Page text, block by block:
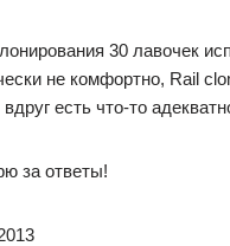
30 лавочек
не комфортно, Rail
есть что-то
за ответы!